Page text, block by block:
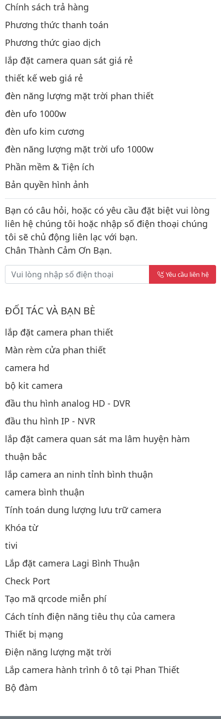
Chính sách trả hàng
Phương thức thanh toán
Phương thức giao dịch
lắp đặt camera quan sát giá rẻ
thiết kế web giá rẻ
đèn năng lượng mặt trời phan thiết
đèn ufo 1000w
đèn ufo kim cương
đèn năng lượng mặt trời ufo 1000w
Phần mềm & Tiện ích
Bản quyền hình ảnh
Bạn có câu hỏi, hoặc có yêu cầu đặt biệt vui lòng
liên hệ chúng tôi hoặc nhập số điện thoại chúng
tôi sẽ chủ động liên lạc với bạn.
Chân Thành Cảm Ơn Bạn.
Yêu cầu liên hệ
ĐỐI TÁC VÀ BẠN BÈ
lắp đặt camera phan thiết
Màn rèm cửa phan thiết
camera hd
bộ kit camera
đầu thu hình analog HD - DVR
đầu thu hình IP - NVR
lắp đặt camera quan sát ma lâm huyện hàm
thuận bắc
lắp camera an ninh tỉnh bình thuận
camera bình thuận
Tính toán dung lượng lưu trữ camera
Khóa từ
tivi
Lắp đặt camera Lagi Bình Thuận
Check Port
Tạo mã qrcode miễn phí
Cách tính điện năng tiêu thụ của camera
Thiết bị mạng
Điện năng lượng mặt trời
Lắp camera hành trình ô tô tại Phan Thiết
Bộ đàm